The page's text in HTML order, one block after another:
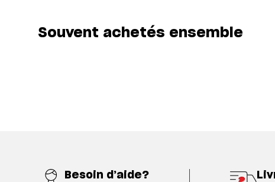
Souvent achetés ensemble
Besoin d’aide?